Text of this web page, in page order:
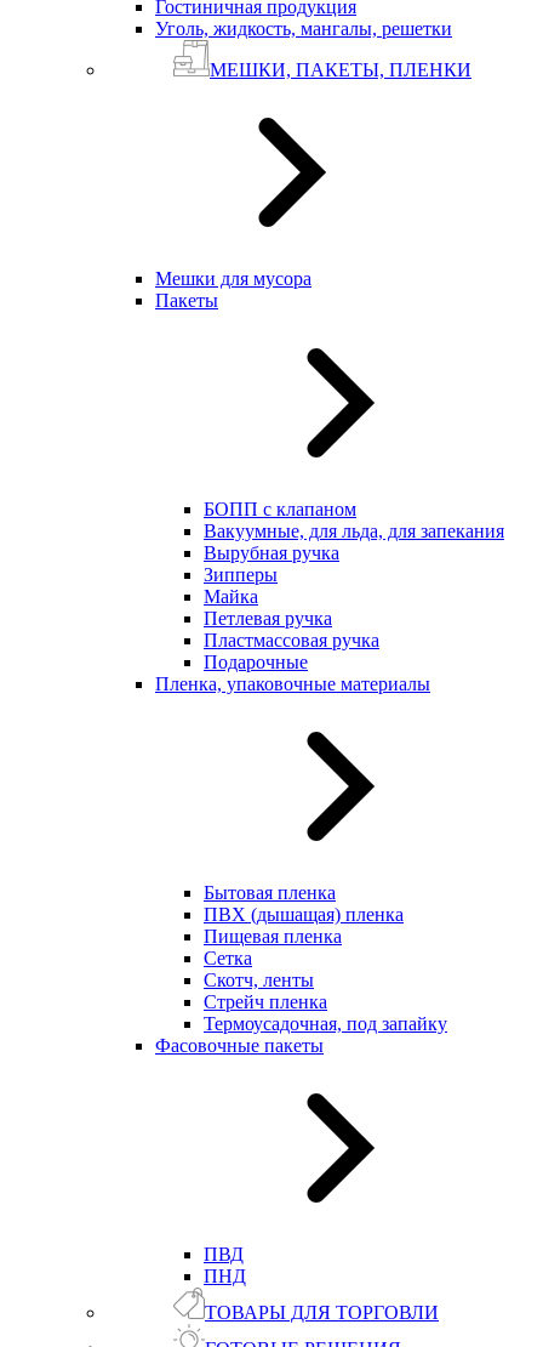
Гостиничная продукция
Уголь, жидкость, мангалы, решетки
МЕШКИ, ПАКЕТЫ, ПЛЕНКИ
Мешки для мусора
Пакеты
БОПП с клапаном
Вакуумные, для льда, для запекания
Вырубная ручка
Зипперы
Майка
Петлевая ручка
Пластмассовая ручка
Подарочные
Пленка, упаковочные материалы
Бытовая пленка
ПВХ (дышащая) пленка
Пищевая пленка
Сетка
Скотч, ленты
Стрейч пленка
Термоусадочная, под запайку
Фасовочные пакеты
ПВД
ПНД
ТОВАРЫ ДЛЯ ТОРГОВЛИ